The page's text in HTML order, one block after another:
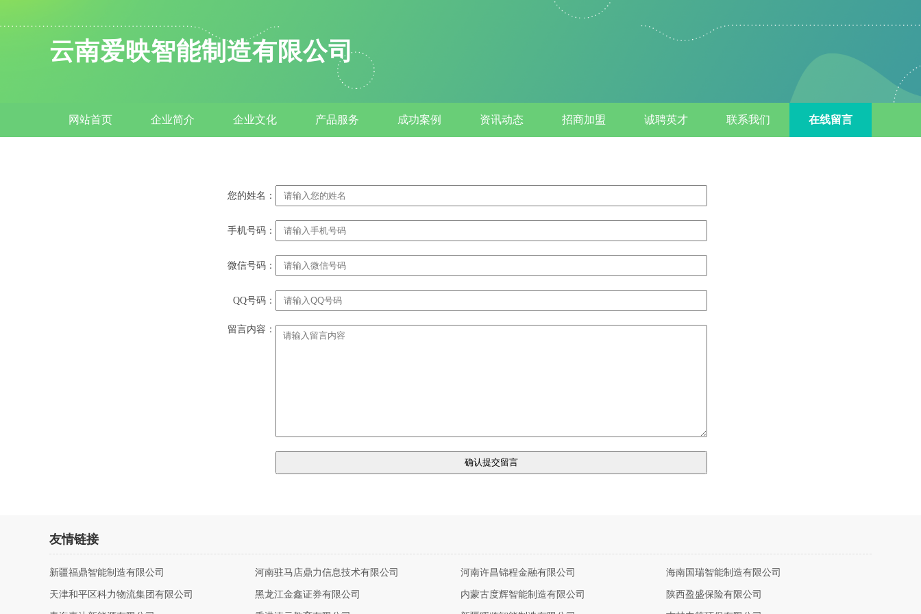
云南爱映智能制造有限公司
网站首页 企业简介 企业文化 产品服务 成功案例 资讯动态 招商加盟 诚聘英才 联系我们 在线留言
您的姓名：
手机号码：
微信号码：
QQ号码：
留言内容：
友情链接
新疆福鼎智能制造有限公司 河南驻马店鼎力信息技术有限公司 河南许昌锦程金融有限公司 海南国瑞智能制造有限公司
天津和平区科力物流集团有限公司 黑龙江金鑫证券有限公司 内蒙古度辉智能制造有限公司 陕西盈盛保险有限公司